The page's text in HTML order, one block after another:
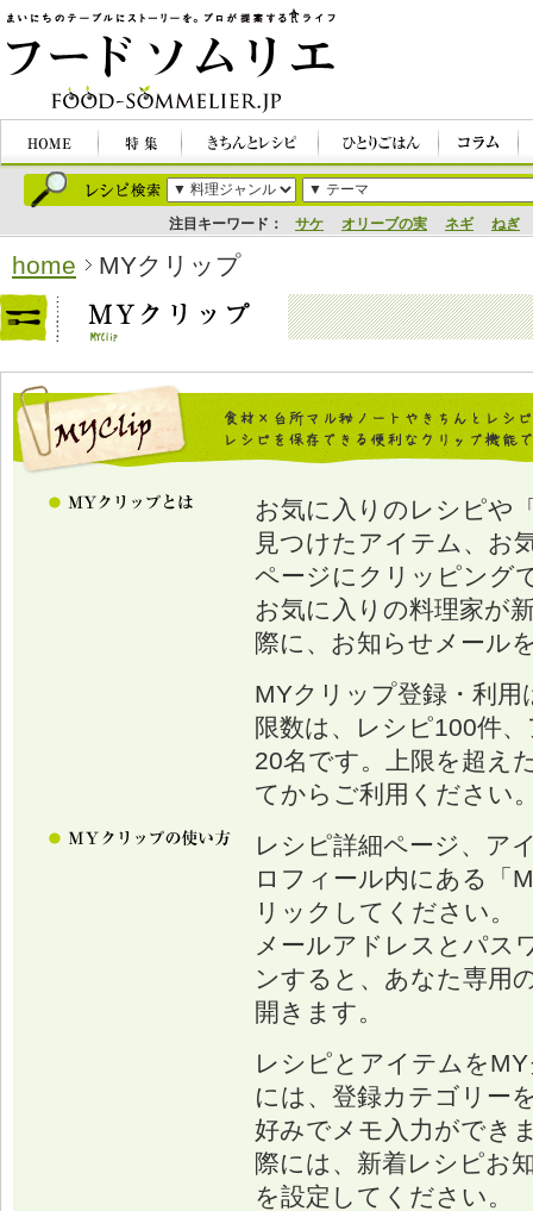
注目キーワード： サケ オリーブの実 ネギ ねぎ
home MYクリップ
お気に入りのレシピや
見つけたアイテム、お
ページにクリッピング
お気に入りの料理家が
際に、お知らせメール
MYクリップ登録・利
限数は、レシピ100件
20名です。上限を超え
てからご利用ください
レシピ詳細ページ、ア
ロフィール内にある「
リックしてください。
メールアドレスとパス
ンすると、あなた専用
開きます。
レシピとアイテムを
には、登録カテゴリー
好みでメモ入力ができ
際には、新着レシピお
を設定してください。